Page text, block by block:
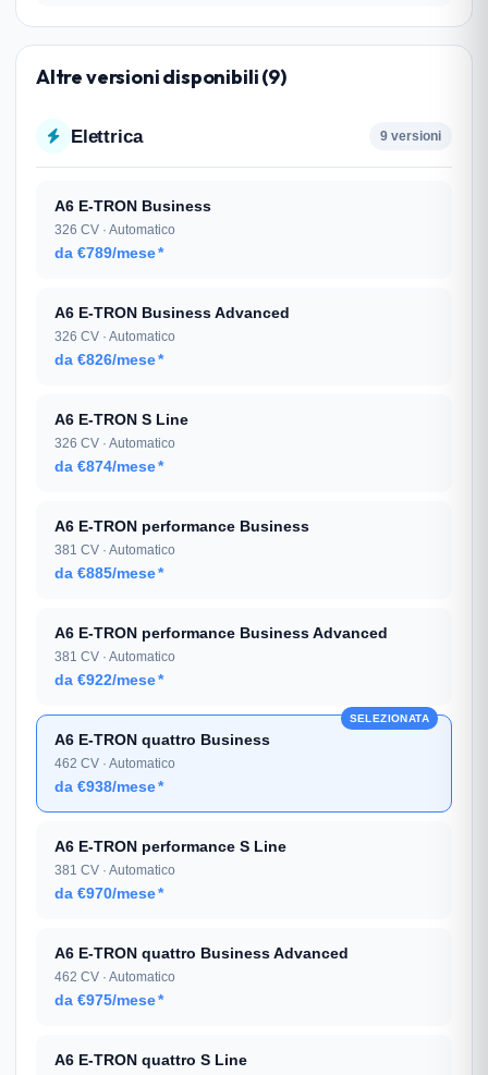
Altre versioni disponibili (9)
Elettrica 9 versioni
A6 E-TRON Business
326 CV · Automatico
da €789/mese*
A6 E-TRON Business Advanced
326 CV · Automatico
da €826/mese*
A6 E-TRON S Line
326 CV · Automatico
da €874/mese*
A6 E-TRON performance Business
381 CV · Automatico
da €885/mese*
A6 E-TRON performance Business Advanced
381 CV · Automatico
da €922/mese*
A6 E-TRON quattro Business
462 CV · Automatico
da €938/mese*
SELEZIONATA
A6 E-TRON performance S Line
381 CV · Automatico
da €970/mese*
A6 E-TRON quattro Business Advanced
462 CV · Automatico
da €975/mese*
A6 E-TRON quattro S Line